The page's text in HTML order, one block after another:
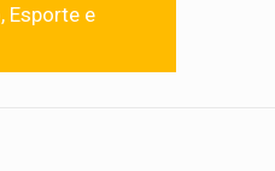
Esporte e